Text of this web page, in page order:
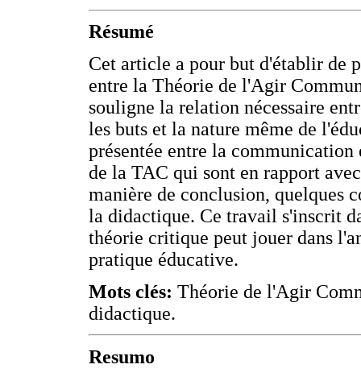
Résumé
Cet article a pour but d'établir de
entre la Théorie de l'Agir
souligne la relation nécessaire
les buts et la nature même de
présentée entre la communication
de la TAC qui sont en rapport
manière de conclusion, quelques
la didactique. Ce travail s'inscrit
théorie critique peut jouer dans
pratique éducative.
Mots clés: Théorie de l'Agir
didactique.
Resumo